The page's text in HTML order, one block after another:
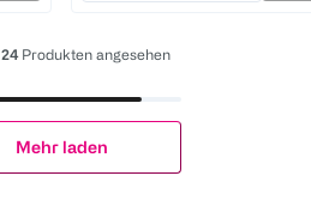
24 Produkten angesehen
Mehr laden